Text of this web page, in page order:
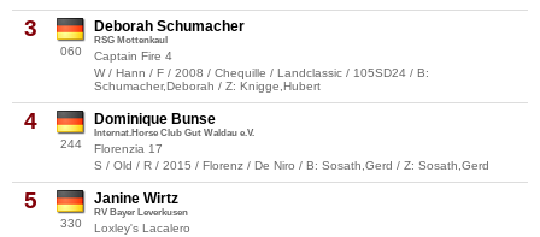
3
060
Deborah Schumacher
RSG Mottenkaul
Captain Fire 4
W / Hann / F / 2008 / Chequille / Landclassic / 105SD24 / B:
Schumacher,Deborah / Z: Knigge,Hubert
4
244
Dominique Bunse
Internat.Horse Club Gut Waldau e.V.
Florenzia 17
S / Old / R / 2015 / Florenz / De Niro / B: Sosath,Gerd / Z: Sosath,Gerd
5
330
Janine Wirtz
RV Bayer Leverkusen
Loxley's Lacalero